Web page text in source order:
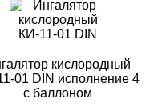
кислородный
01 DIN исполнение 4
с баллоном